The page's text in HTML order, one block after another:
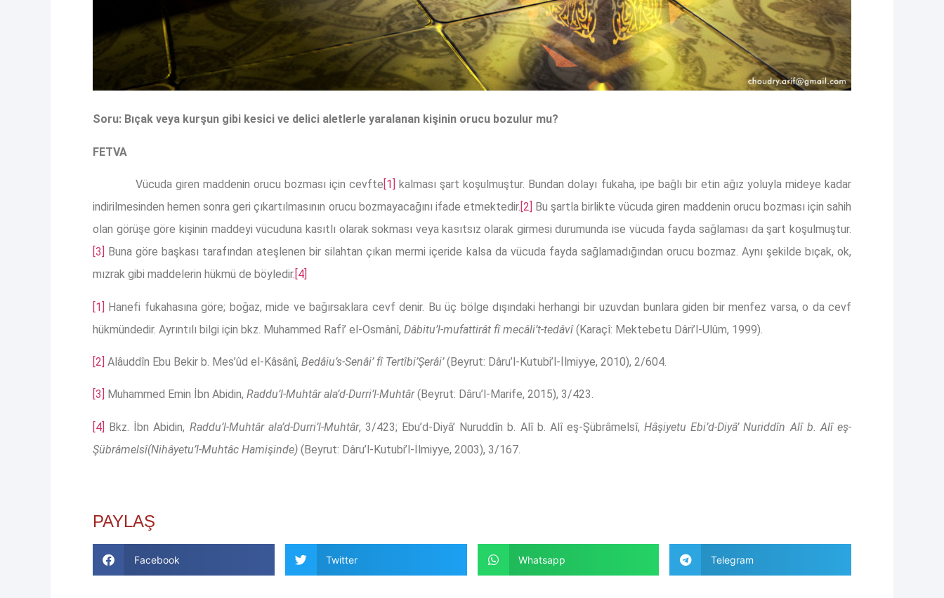
Soru: Bıçak veya kurşun gibi kesici ve delici aletlerle yaralanan kişinin orucu bozulur mu?
FETVA
Vücuda giren maddenin orucu bozması için cevfte [1]
kalması şart koşulmuştur. Bundan dolayı fukaha, ipe bağlı bir etin ağız yoluyla mideye kadar
indirilmesinden hemen sonra geri çıkartılmasının orucu bozmayacağını ifade etmektedir. [2]
Bu şartla birlikte vücuda giren maddenin orucu bozması için sahih
olan görüşe göre kişinin maddeyi vücuduna kasıtlı olarak sokması veya kasıtsız olarak girmesi durumunda ise vücuda fayda sağlaması da şart koşulmuştur.
[3]
Buna göre başkası tarafından ateşlenen bir silahtan çıkan mermi içeride kalsa da vücuda fayda sağlamadığından orucu bozmaz. Aynı şekilde bıçak, ok,
mızrak gibi maddelerin hükmü de böyledir. [4]
[1] Hanefi fukahasına göre; boğaz, mide ve bağırsaklara cevf denir. Bu üç bölge dışındaki herhangi bir uzuvdan bunlara giden bir menfez varsa, o da cevf
hükmündedir. Ayrıntılı bilgi için bkz. Muhammed Rafî’ el-Osmânî, Dâbitu’l-mufattirât fî mecâli’t-tedâvî(Karaçî: Mektebetu Dâri’l-Ulûm, 1999).
[2] Alâuddîn Ebu Bekir b. Mes’ûd el-Kâsânî, Bedâiu’s-Senâi’ fî Tertîbi’Şerâi’(Beyrut: Dâru’l-Kutubi’l-İlmiyye, 2010), 2/604.
[3] Muhammed Emin İbn Abidin, Raddu’l-Muhtâr ala’d-Durri’l-Muhtâr(Beyrut: Dâru’l-Marife, 2015), 3/423.
[4] Bkz. İbn Abidin, Raddu’l-Muhtâr ala’d-Durri’l-Muhtâr, 3/423; Ebu’d-Diyâ’ Nuruddîn b. Alî b. Alî eş-Şübrâmelsî,Hâşiyetu Ebi’d-Diyâ’ Nuriddîn Alî b. Alî eş-
Şübrâmelsî(Nihâyetu’l-Muhtâc Hamişinde) (Beyrut: Dâru’l-Kutubi’l-İlmiyye, 2003), 3/167.
PAYLAŞ
Facebook Twitter Whatsapp Telegram